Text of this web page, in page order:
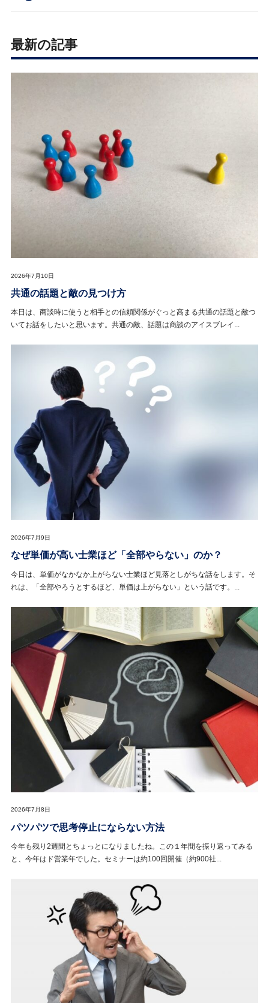
最新の記事
2026年7月10日
共通の話題と敵の見つけ方
本日は、商談時に使うと相手との信頼関係がぐっと高まる共通の話題と敵つ
いてお話をしたいと思います。共通の敵、話題は商談のアイスブレイ...
2026年7月9日
なぜ単価が高い士業ほど「全部やらない」のか？
今日は、単価がなかなか上がらない士業ほど見落としがちな話をします。そ
れは、「全部やろうとするほど、単価は上がらない」という話です。...
2026年7月8日
パツパツで思考停止にならない方法
今年も残り2週間とちょっとになりましたね。この１年間を振り返ってみる
と、今年はド営業年でした。セミナーは約100回開催（約900社...